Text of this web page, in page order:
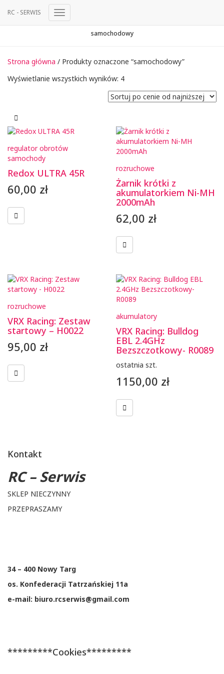
RC - SERWIS
Przełącz
Nawigacjęsamochodowy
Strona główna / Produkty oznaczone “samochodowy”
Wyświetlanie wszystkich wyników: 4Posortowane
ceny:
do
wysokiej
regulator obrotów
samochody
Redox ULTRA 45R
60,00 zł
rozruchowe
Żarnik krótki z
akumulatorkiem Ni-MH
2000mAh
62,00 zł
rozruchowe
VRX Racing: Zestaw
startowy – H0022
95,00 zł
akumulatory
VRX Racing: Bulldog
EBL 2.4GHz
Bezszczotkowy- R0089
ostatnia szt.
1150,00 zł
Kontakt
RC – Serwis
SKLEP NIECZYNNY
PRZEPRASZAMY
34 – 400 Nowy Targ
os. Konfederacji Tatrzańskiej 11a
e-mail: biuro.rcserwis@gmail.com
*********Cookies*********